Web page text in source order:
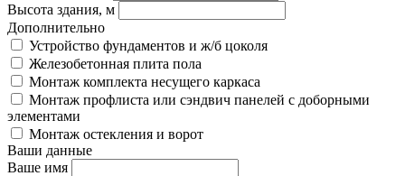
Высота здания, м
Дополнительно
Устройство фундаментов и ж/б цоколя
Железобетонная плита пола
Монтаж комплекта несущего каркаса
Монтаж профлиста или сэндвич панелей с доборными
элементами
Монтаж остекления и ворот
Ваши данные
Ваше имя